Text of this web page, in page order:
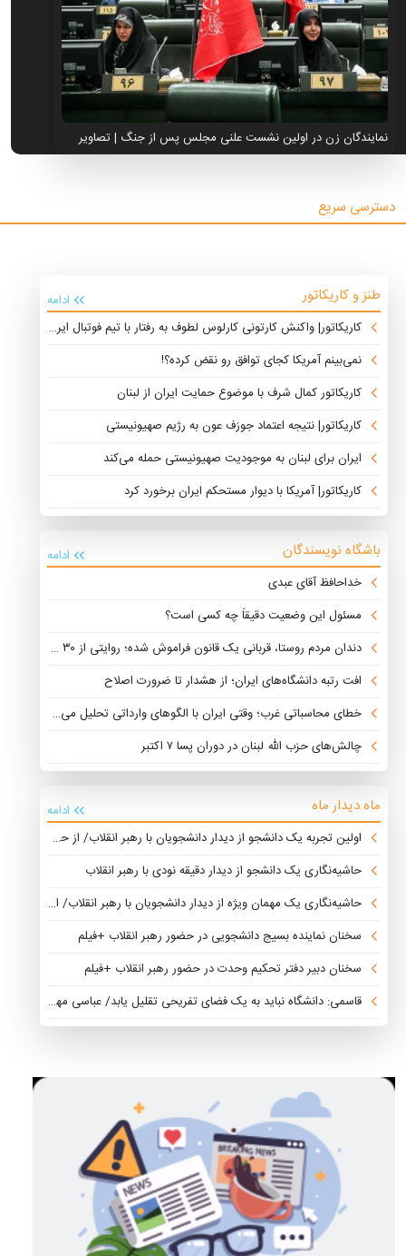
نمایندگان زن در اولین نشست علنی مجلس پس از جنگ | تصاویر
دسترسی سریع
طنز و کاریکاتور
ادامه
کاریکاتور| واکنش کارتونی کارلوس لطوف به رفتار با تیم فوتبال ایران
نمی‌بینم آمریکا کجای توافق رو نقض کرده؟!
کاریکاتور کمال شرف با موضوع حمایت ایران از لبنان
کاریکاتور| نتیجه اعتماد جوزف عون به رژیم صهیونیستی
ایران برای لبنان به موجودیت صهیونیستی حمله می‌کند
کاریکاتور| آمریکا با دیوار مستحکم ایران برخورد کرد
باشگاه نویسندگان
ادامه
خداحافظ آقای عبدی
مسئول این وضعیت دقیقاً چه کسی است؟
دندان مردم روستا، قربانی یک قانون فراموش شده؛ روایتی از ۳۰ سال توقف که محرومیت را چند برابر کرد
افت رتبه دانشگاه‌های ایران؛ از هشدار تا ضرورت اصلاح
خطای محاسباتی غرب؛ وقتی ایران با الگوهای وارداتی تحلیل می‌شود
چالش‌های حزب الله لبنان در دوران پسا ۷ اکتبر
ماه دیدار ماه
ادامه
اولین تجربه یک دانشجو از دیدار دانشجویان با رهبر انقلاب/ از حضور پرشور دانشجویان تا مسئولین دولتی
حاشیه‌نگاری یک دانشجو از دیدار دقیقه نودی با رهبر انقلاب
حاشیه‌نگاری یک مهمان ویژه از دیدار دانشجویان با رهبر انقلاب/ از حضور ادوار تشکل‌ها تا درخواست‌های غیرمرتبط
سخنان نماینده بسیج دانشجویی در حضور رهبر انقلاب +فیلم
سخنان دبیر دفتر تحکیم وحدت در حضور رهبر انقلاب +فیلم
قاسمی: دانشگاه نباید به یک فضای تفریحی تقلیل یابد/ عباسی مهر: نظیر جلسه دانشجویان با رهبر انقلاب را در هیچ نظام سیاسی نداریم